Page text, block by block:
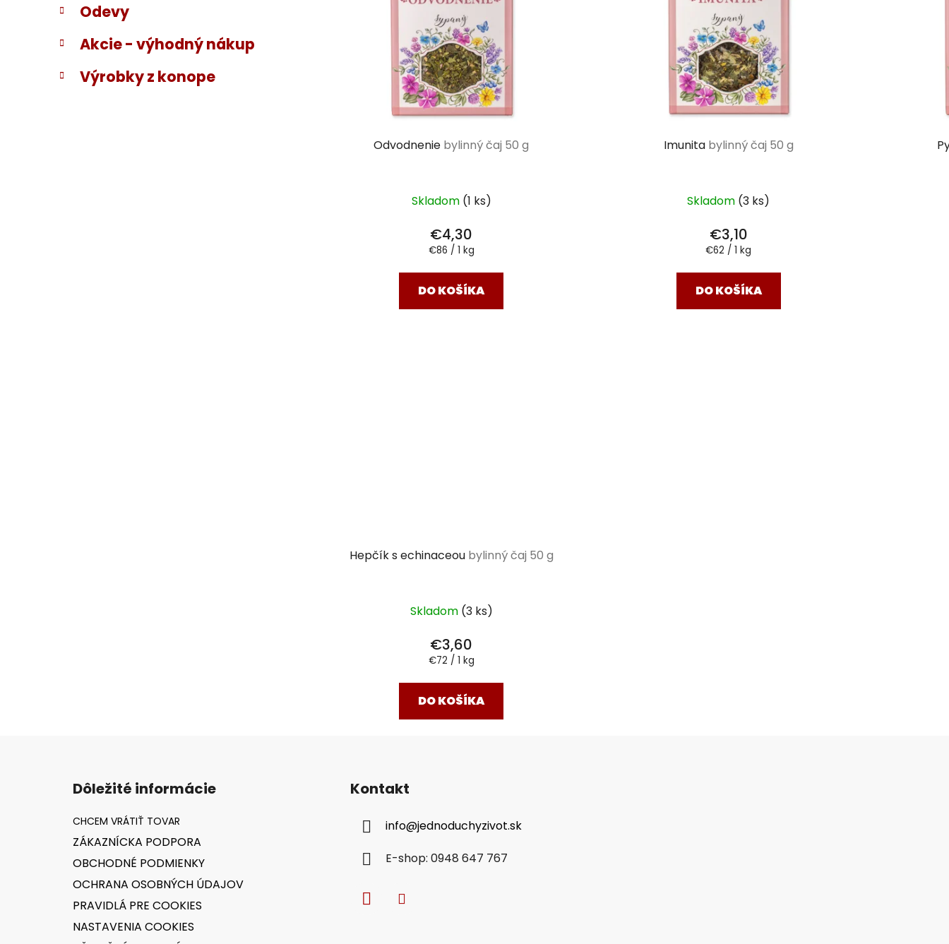
Odevy
Akcie - výhodný nákup
Výrobky z konope
Odvodnenie bylinný čaj 50 g
Skladom (1 ks)
€4,30
Jednotková
€86 / 1 kg
DO KOŠÍKA
Imunita bylinný čaj 50 g
Skladom (3 ks)
€3,10
Jednotková
€62 / 1 kg
DO KOŠÍKA
Hepčík s echinaceou bylinný čaj 50 g
Skladom (3 ks)
€3,60
Jednotková
€72 / 1 kg
DO KOŠÍKA
Dôležité informácie
ZÁKAZNÍCKA PODPORA
OBCHODNÉ PODMIENKY
OCHRANA OSOBNÝCH ÚDAJOV
PRAVIDLÁ PRE COOKIES
NASTAVENIA COOKIES
Kontakt
info@jednoduchyzivot.sk
E-shop: 0948 647 767